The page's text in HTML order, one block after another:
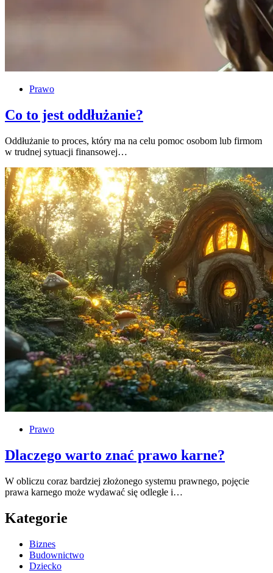
Prawo
Co to jest oddłużanie?
Oddłużanie to proces, który ma na celu pomoc osobom lub firmom
w trudnej sytuacji finansowej…
Prawo
Dlaczego warto znać prawo karne?
W obliczu coraz bardziej złożonego systemu prawnego, pojęcie
prawa karnego może wydawać się odległe i…
Kategorie
Biznes
Budownictwo
Dziecko